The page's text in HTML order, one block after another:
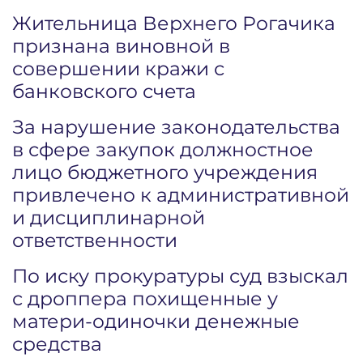
Жительница Верхнего Рогачика
признана виновной в
совершении кражи с
банковского счета
За нарушение законодательства
в сфере закупок должностное
лицо бюджетного учреждения
привлечено к административной
и дисциплинарной
ответственности
По иску прокуратуры суд взыскал
с дроппера похищенные у
матери-одиночки денежные
средства